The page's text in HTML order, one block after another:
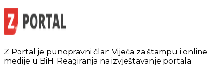
Z Portal je punopravni član Vijeća za štampu i online
medije u BiH. Reagiranja na izvještavanje portala